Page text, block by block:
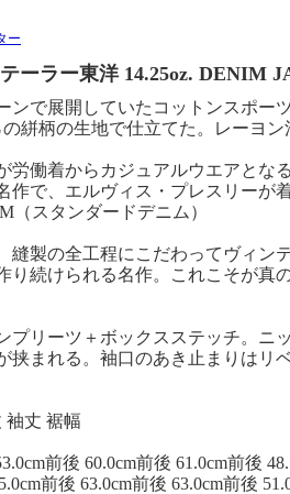
ー
ーラー東洋 14.25oz. DENIM
ンで展開していたコットンスポー
絣柄の生地で仕立てた。レーヨ
労働着からカジュアルウエアとな
作で、エルヴィス・プレスリーが
（スタンダードデニム）
縫製の全工程にこだわってヴィン
り続けられる名作。これこそが真
プリーツ＋ボックスステッチ。ニ
挟まれる。袖口のあき止まりはリ
袖丈 裾幅
前後 60.0cm前後 61.0cm前後
前後 63.0cm前後 63.0cm前後